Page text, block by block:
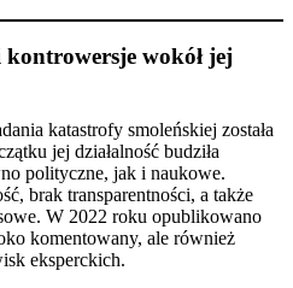
wokół jej
katastrofy smoleńskiej została
jej działalność budziła
polityczne, jak i naukowe.
brak transparentności, a także
W 2022 roku opublikowano
komentowany, ale również
eksperckich.